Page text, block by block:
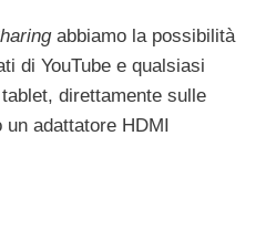
abbiamo la possibilità
di YouTube e qualsiasi
direttamente sulle
adattatore HDMI